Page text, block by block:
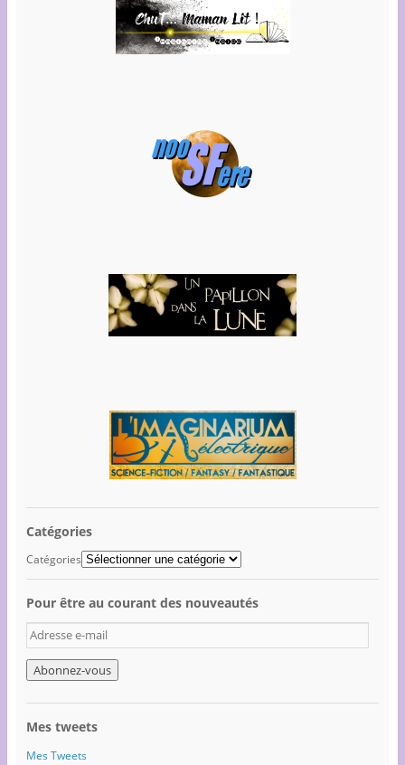
Catégories
Catégories
Pour être au courant des nouveautés
A
d
r
e
s
e
e
Mes tweets
Mes Tweets